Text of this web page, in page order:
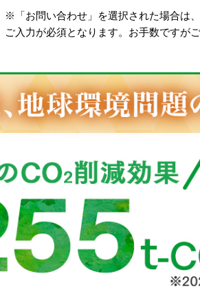
※「お問い合わせ」を選択された場合は
ご入力が必須となります。お手数ですが